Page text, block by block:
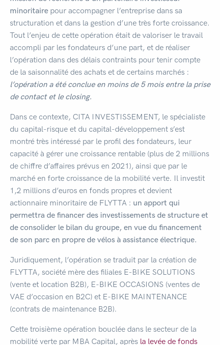
minoritaire pour accompagner l’entreprise dans sa
structuration et dans la gestion d’une très forte croissance.
Tout l’enjeu de cette opération était de valoriser le travail
accompli par les fondateurs d’une part, et de réaliser
l’opération dans des délais contraints pour tenir compte
de la saisonnalité des achats et de certains marchés :
l’opération a été conclue en moins de 5 mois entre la prise
de contact et le closing.
Dans ce contexte, CITA INVESTISSEMENT, le spécialiste
du capital-risque et du capital-développement s’est
montré très intéressé par le profil des fondateurs, leur
capacité à gérer une croissance rentable (plus de 2 millions
de chiffre d’affaires prévus en 2021), ainsi que par le
marché en forte croissance de la mobilité verte. Il investit
1,2 millions d’euros en fonds propres et devient
actionnaire minoritaire de FLYTTA : un apport qui
permettra de financer des investissements de structure et
de consolider le bilan du groupe, en vue du financement
de son parc en propre de vélos à assistance électrique.
Juridiquement, l’opération se traduit par la création de
FLYTTA, société mère des filiales E-BIKE SOLUTIONS
(vente et location B2B), E-BIKE OCCASIONS (ventes de
VAE d’occasion en B2C) et E-BIKE MAINTENANCE
(contrats de maintenance B2B).
Cette troisième opération bouclée dans le secteur de la
mobilité verte par MBA Capital, après la levée de fonds